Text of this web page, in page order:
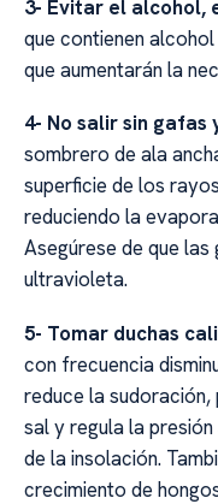
3- Evitar el alcohol,
que contienen
que aumentarán la
4- No salir sin gafas
sombrero de ala
superficie de los
reduciendo la
Asegúrese de que
ultravioleta.
5- Tomar duchas
con frecuencia
reduce la sudoración,
sal y regula la
de la insolación.
crecimiento de